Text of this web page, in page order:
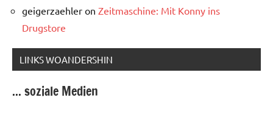
geigerzaehler on Zeitmaschine: Mit Konny ins
Drugstore
LINKS WOANDERSHIN
... soziale Medien